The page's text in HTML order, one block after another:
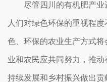
尽管四川的有机肥产
人们对绿色环保的重视程
色、环保的农业生产方式
业和农民应共同努力，推
持续发展和乡村振兴做出贡